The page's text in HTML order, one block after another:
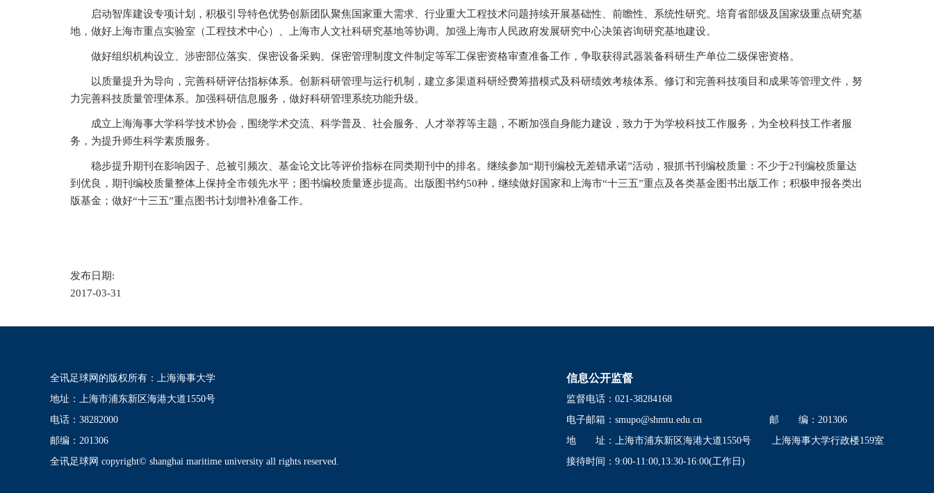
启动智库建设专项计划，积极引导特色优势创新团队聚焦国家重大需求、行业重大工程技术问题持续开展基础性、前瞻性、系统性研究。培育省部级及国家级重点研究基
地，做好上海市重点实验室（工程技术中心）、上海市人文社科研究基地等协调。加强上海市人民政府发展研究中心决策咨询研究基地建设。
做好组织机构设立、涉密部位落实、保密设备采购、保密管理制度文件制定等军工保密资格审查准备工作，争取获得武器装备科研生产单位二级保密资格。
以质量提升为导向，完善科研评估指标体系。创新科研管理与运行机制，建立多渠道科研经费筹措模式及科研绩效考核体系。修订和完善科技项目和成果等管理文件，努
力完善科技质量管理体系。加强科研信息服务，做好科研管理系统功能升级。
成立上海海事大学科学技术协会，围绕学术交流、科学普及、社会服务、人才举荐等主题，不断加强自身能力建设，致力于为学校科技工作服务，为全校科技工作者服
务，为提升师生科学素质服务。
稳步提升期刊在影响因子、总被引频次、基金论文比等评价指标在同类期刊中的排名。继续参加“期刊编校无差错承诺”活动，狠抓书刊编校质量：不少于2刊编校质量达
到优良，期刊编校质量整体上保持全市领先水平；图书编校质量逐步提高。出版图书约50种，继续做好国家和上海市“十三五”重点及各类基金图书出版工作；积极申报各类出
版基金；做好“十三五”重点图书计划增补准备工作。
发布日期:
2017-03-31
全讯足球网的版权所有：上海海事大学
地址：上海市浦东新区海港大道1550号
电话：38282000
邮编：201306
全讯足球网 copyright© shanghai maritime university all rights reserved.
信息公开监督
监督电话：021-38284168
电子邮箱： smupo@shmtu.edu.cn
邮 编：201306
地 址：上海市浦东新区海港大道1550号
上海海事大学行政楼159室
接待时间：9:00-11:00,13:30-16:00(工作日)